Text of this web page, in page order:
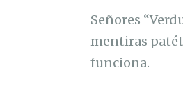
Señores
mentiras
funciona.